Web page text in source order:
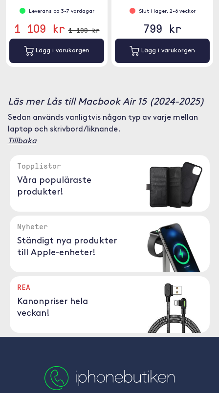
Leverans ca 3-7 vardagar
1 109 kr 1 199 kr
Lägg i varukorgen
Slut i lager, 2-6 veckor
799 kr
Lägg i varukorgen
Läs mer Lås till Macbook Air 15 (2024-2025)
Sedan används vanligtvis någon typ av varje mellan
laptop och skrivbord/liknande.
Tillbaka
Topplistor
Våra populäraste
produkter!
Nyheter
Ständigt nya produkter
till Apple-enheter!
REA
Kanonpriser hela
veckan!